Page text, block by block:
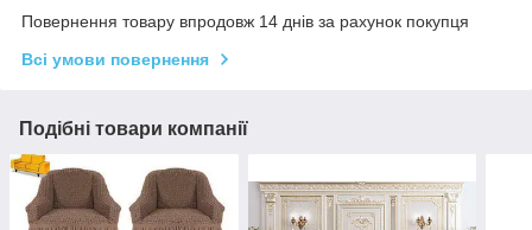
Повернення товару впродовж 14 днів за рахунок покупця
Всі умови повернення
Подібні товари компанії